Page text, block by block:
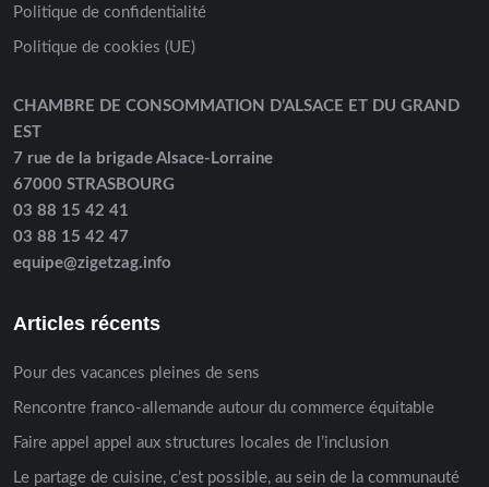
Politique de confidentialité
Politique de cookies (UE)
CHAMBRE DE CONSOMMATION D’ALSACE ET DU GRAND
EST
7 rue de la brigade Alsace-Lorraine
67000 STRASBOURG
03 88 15 42 41
03 88 15 42 47
equipe@zigetzag.info
Articles récents
Pour des vacances pleines de sens
Rencontre franco-allemande autour du commerce équitable
Faire appel appel aux structures locales de l’inclusion
Le partage de cuisine, c’est possible, au sein de la communauté